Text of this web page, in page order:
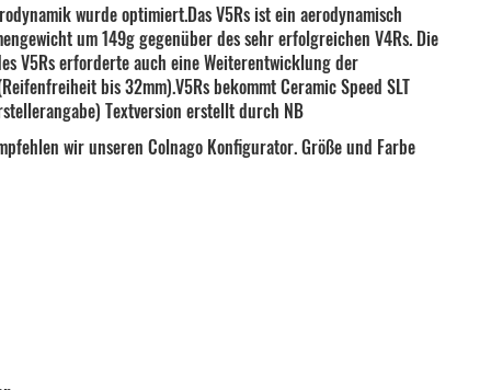
wurde optimiert.Das V5Rs ist ein aerodynamisch
um 149g gegenüber des sehr erfolgreichen V4Rs. Die
V5Rs erforderte auch eine Weiterentwicklung der
bis 32mm).V5Rs bekommt Ceramic Speed SLT
Textversion erstellt durch NB
wir unseren Colnago Konfigurator. Größe und Farbe